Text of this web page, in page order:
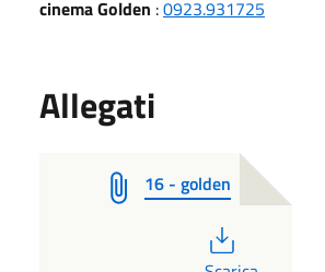
cinema Golden :0923.931725
Allegati
16 - golden